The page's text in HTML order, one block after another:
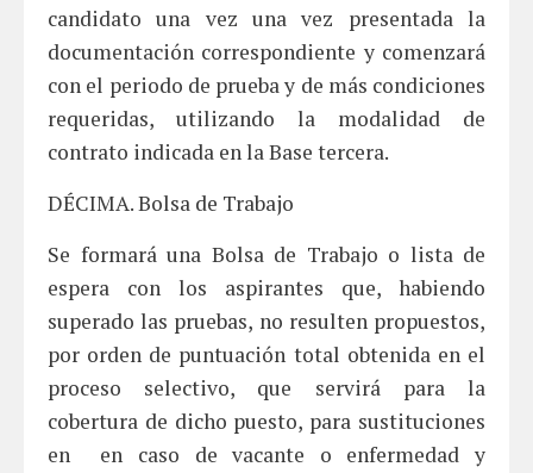
candidato una vez una vez presentada la
documentación correspondiente y comenzará
con el periodo de prueba y de más condiciones
requeridas, utilizando la modalidad de
contrato indicada en la Base tercera.
DÉCIMA. Bolsa de Trabajo
Se formará una Bolsa de Trabajo o lista de
espera con los aspirantes que, habiendo
superado las pruebas, no resulten propuestos,
por orden de puntuación total obtenida en el
proceso selectivo, que servirá para la
cobertura de dicho puesto, para sustituciones
en en caso de vacante o enfermedad y